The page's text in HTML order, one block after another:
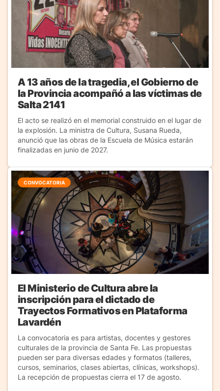
A 13 años de la tragedia, el Gobierno de
la Provincia acompañó a las víctimas de
Salta 2141
El acto se realizó en el memorial construido en el lugar de
la explosión. La ministra de Cultura, Susana Rueda,
anunció que las obras de la Escuela de Música estarán
finalizadas en junio de 2027.
CONVOCATORIA
El Ministerio de Cultura abre la
inscripción para el dictado de
Trayectos Formativos en Plataforma
Lavardén
La convocatoria es para artistas, docentes y gestores
culturales de la provincia de Santa Fe. Las propuestas
pueden ser para diversas edades y formatos (talleres,
cursos, seminarios, clases abiertas, clínicas, workshops).
La recepción de propuestas cierra el 17 de agosto.